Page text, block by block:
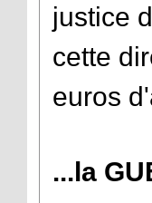
justice
cette
euros
...la